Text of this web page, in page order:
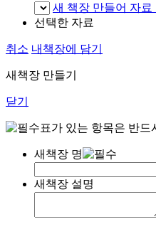
새 책장 만들어 자료
선택한 자료
취소 내책장에 담기
새책장 만들기
닫기
표가 있는 항목은 반드
새책장 명
새책장 설명